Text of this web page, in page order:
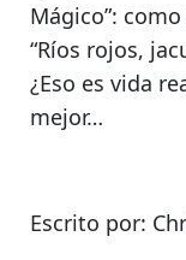
Mágico”:
“Ríos rojos,
¿Eso es vida
mejor…
Escrito por: